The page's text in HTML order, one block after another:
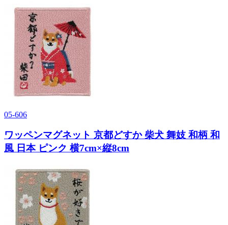
05-606
ワッペンマグネット 京都どすか 柴犬 舞妓 和柄 和
風 日本 ピンク 横7cm×縦8cm